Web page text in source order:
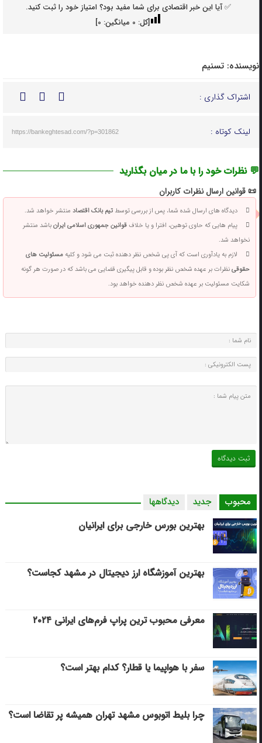
✅ آیا این خبر اقتصادی برای شما مفید بود؟ امتیاز خود را ثبت کنید.
[کل: 0میانگین: 0
]
نویسنده: تسنیم
اشتراک گذاری :
لینک کوتاه : https://bankeghtesad.com/?p=301862
💬 نظرات خود را با ما در میان بگذارید
📜 قوانین ارسال نظرات کاربران
دیدگاه های ارسال شده شما، پس از بررسی توسطتیم بانک اقتصادمنتشر خواهد شد.
پیام هایی که حاوی توهین، افترا و یا خلافقوانین جمهوری اسلامی ایرانباشد منتشر
نخواهد شد.
لازم به یادآوری است که آی پی شخص نظر دهنده ثبت می شود و کلیهمسئولیت های
حقوقینظرات بر عهده شخص نظر بوده و قابل پیگیری قضایی می باشد که در صورت هر گونه
شکایت مسئولیت بر عهده شخص نظر دهنده خواهد بود.
محبوب جدید دیدگاهها
بهترین بورس خارجی برای ایرانیان
بهترین آموزشگاه ارز دیجیتال در مشهد کجاست؟
معرفی محبوب ترین پراپ فرم‌های ایرانی ۲۰۲۴
سفر با هواپیما یا قطار؟ کدام بهتر است؟
چرا بلیط اتوبوس مشهد تهران همیشه پر تقاضا است؟